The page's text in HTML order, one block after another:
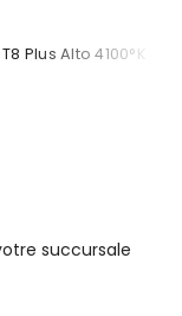
Plus Alto 4100°K
succursale